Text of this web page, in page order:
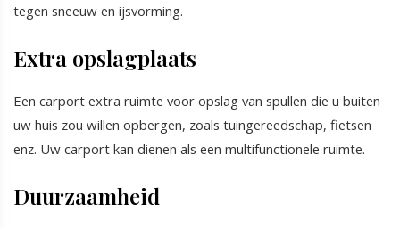
tegen sneeuw en ijsvorming.
Extra opslagplaats
Een carport extra ruimte voor opslag van spullen die u buiten
uw huis zou willen opbergen, zoals tuingereedschap, fietsen
enz. Uw carport kan dienen als een multifunctionele ruimte.
Duurzaamheid